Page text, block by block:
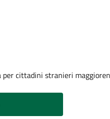
cittadini stranieri